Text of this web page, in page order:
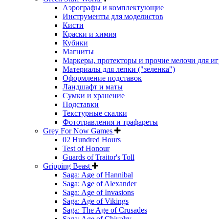
Аэрографы и комплектующие
Инструменты для моделистов
Кисти
Краски и химия
Кубики
Магниты
Маркеры, протекторы и прочие мелочи для
Материалы для лепки ("зеленка")
Оформление подставок
Ландшафт и маты
Сумки и хранение
Подставки
Текстурные скалки
Фототравления и трафареты
Grey For Now Games
02 Hundred Hours
Test of Honour
Guards of Traitor's Toll
Gripping Beast
Saga: Age of Hannibal
Saga: Age of Alexander
Saga: Age of Invasions
Saga: Age of Vikings
Saga: The Age of Crusades